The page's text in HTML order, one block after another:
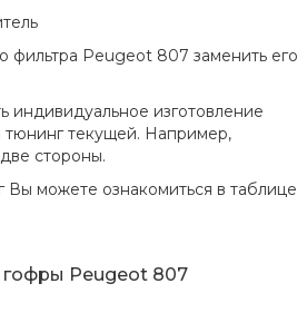
фильтра Peugeot 807 заменить его
изготовление
тюнинг текущей. Например,
стороны.
Вы можете ознакомиться в таблице
Peugeot 807